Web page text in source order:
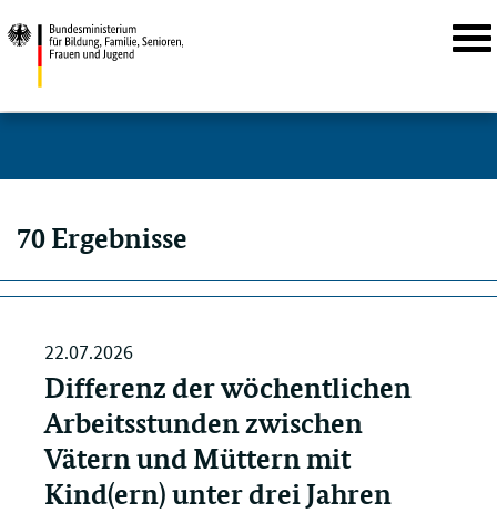
Direktlink:
Suche:
70 Ergebnisse
22.07.2026
Differenz der wöchentlichen
Arbeitsstunden zwischen
Vätern und Müttern mit
Kind(ern) unter drei Jahren